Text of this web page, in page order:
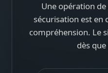
Une opération
sécurisation est en
compréhension. Le
dès